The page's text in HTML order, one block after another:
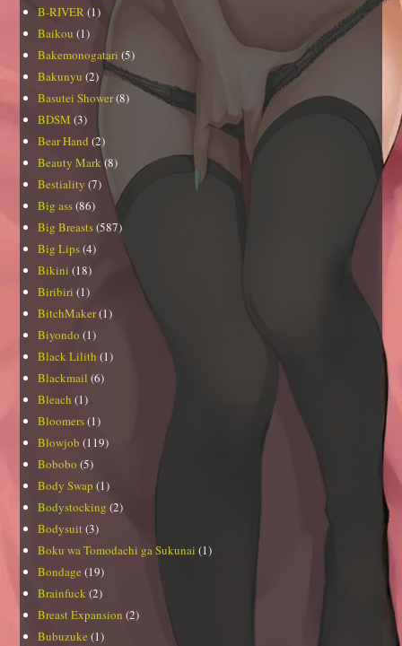
B-RIVER (1)
Baikou (1)
Bakemonogatari (5)
Bakunyu (2)
Basutei Shower(8)
BDSM (3)
Bear Hand (2)
Beauty Mark(8)
Bestiality (7)
Big ass(86)
Big Breasts(587)
Big Lips(4)
Bikini (18)
Biribiri (1)
BitchMaker(1)
Biyondo (1)
Black Lilith (1)
Blackmail (6)
Bleach (1)
Bloomers(1)
Blowjob (119)
Bobobo (5)
Body Swap (1)
Bodystocking (2)
Bodysuit (3)
Boku wa Tomodachi ga Sukunai (1)
Bondage (19)
Brainfuck (2)
Breast Expansion (2)
Bubuzuke (1)